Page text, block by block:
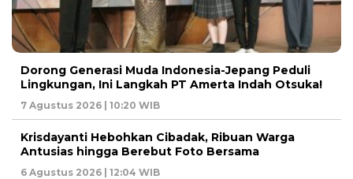
Dorong Generasi Muda Indonesia-Jepang Peduli
Lingkungan, Ini Langkah PT Amerta Indah Otsuka!
7 Agustus 2026 | 10:20 WIB
Krisdayanti Hebohkan Cibadak, Ribuan Warga
Antusias hingga Berebut Foto Bersama
6 Agustus 2026 | 12:04 WIB